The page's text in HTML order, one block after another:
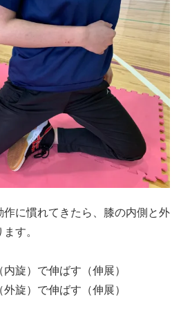
に慣れてきたら、膝の内側と外
す。
旋）で伸ばす（伸展）
旋）で伸ばす（伸展）